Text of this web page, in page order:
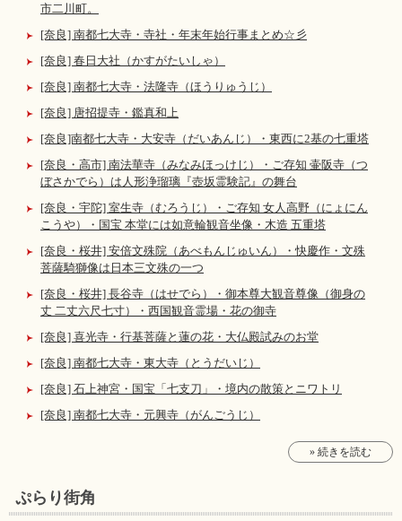
市二川町。
[奈良] 南都七大寺・寺社・年末年始行事まとめ☆彡
[奈良] 春日大社（かすがたいしゃ）
[奈良] 南都七大寺・法隆寺（ほうりゅうじ）
[奈良] 唐招提寺・鑑真和上
[奈良]南都七大寺・大安寺（だいあんじ）・東西に2基の七重塔
[奈良・高市] 南法華寺（みなみほっけじ）・ご存知 壷阪寺（つ
ぼさかでら）は人形浄瑠璃『壺坂霊験記』の舞台
[奈良・宇陀] 室生寺（むろうじ）・ご存知 女人高野（にょにん
こうや）・国宝 本堂には如意輪観音坐像・木造 五重塔
[奈良・桜井] 安倍文殊院（あべもんじゅいん）・快慶作・文殊
菩薩騎獅像は日本三文殊の一つ
[奈良・桜井] 長谷寺（はせでら）・御本尊大観音尊像（御身の
丈 二丈六尺七寸）・西国観音霊場・花の御寺
[奈良] 喜光寺・行基菩薩と蓮の花・大仏殿試みのお堂
[奈良] 南都七大寺・東大寺（とうだいじ）
[奈良] 石上神宮・国宝「七支刀」・境内の散策とニワトリ
[奈良] 南都七大寺・元興寺（がんごうじ）
» 続きを読む
ぷらり街角